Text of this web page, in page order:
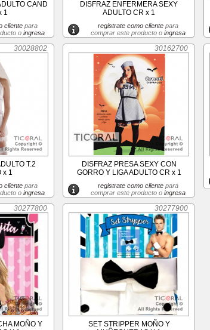
CAND
1
clientepara
o ingresa
DISFRAZ ENFERMERA SEXY
ADULTO CR x 1
registrate como clientepara
comprar este producto o ingresa
30028802
T.2
x 1
clientepara
o ingresa
30162700
DISFRAZ PRESA SEXY CON
GORRO Y LIGA ADULTO CR x 1
registrate como clientepara
comprar este producto o ingresa
30277800
MOÑO Y
30277900
SET STRIPPER MOÑO Y